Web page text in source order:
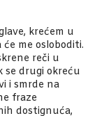
krećem u
me osloboditi.
reči u
se drugi okreću
i smrde na
fraze
dostignuća,